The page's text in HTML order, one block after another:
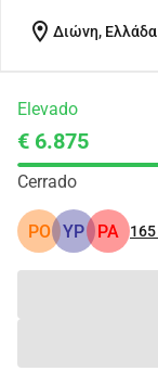
location_on Διώνη, Ελλάδα
Elevado
€ 6.875
Cerrado
PO YP PA 165